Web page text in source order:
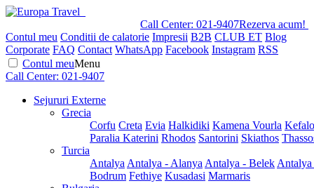
Call Center: 021-9407Rezerva acum!
Contul meu Conditii de calatorie Impresii B2B CLUB ET Blog
Corporate FAQ Contact WhatsApp Facebook Instagram RSS
Contul meuMenu
Call Center: 021-9407
Sejururi Externe
Grecia
Corfu Creta Evia Halkidiki Kamena Vourla
Paralia Katerini Rhodos Santorini Skiathos
Turcia
Antalya Antalya - Alanya Antalya - Belek
Bodrum Fethiye Kusadasi Marmaris